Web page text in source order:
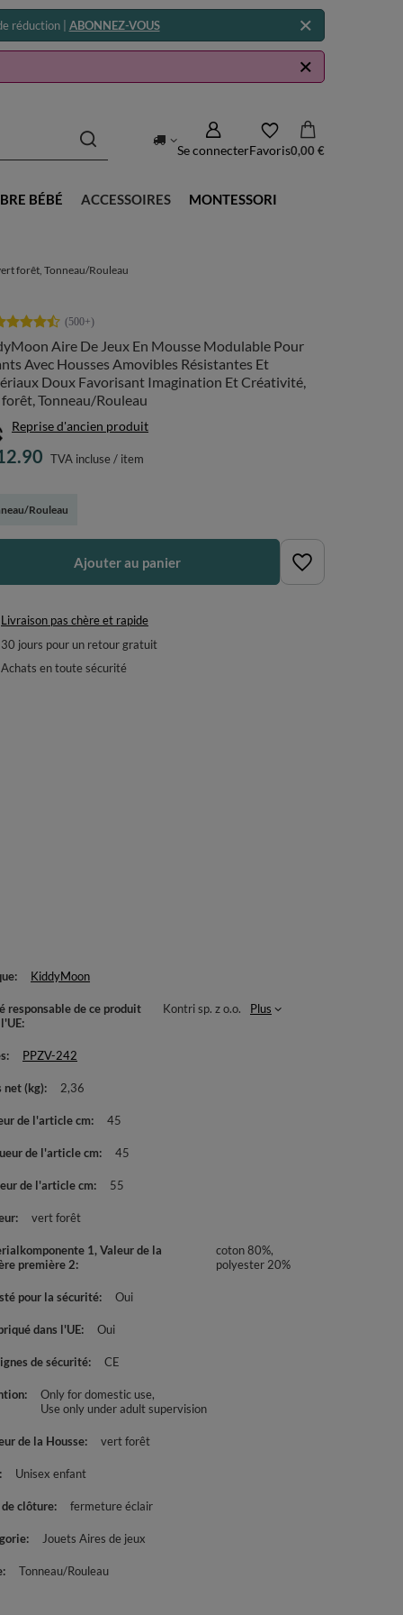
réduction | ABONNEZ-VOUS
Se connecterFavoris0,00 €
BÉBÉ ACCESSOIRES MONTESSORI
forêt, Tonneau/Rouleau
Aire De Jeux En Mousse Modulable Pour
Avec Housses Amovibles Résistantes Et
Doux Favorisant Imagination Et Créativité,
Tonneau/Rouleau
Reprise d'ancien produit
Rouleau
TVA incluse/ item
Ajouter au panier
Livraison pas chère et rapide
30 jours pour un retour gratuit
Achats en toute sécurité
KiddyMoon
responsable de ce produit
Kontri sp. z o.o. Plus
PPZV-242
net (kg) 2,36
de l'article cm 45
de l'article cm 45
de l'article cm 55
vert forêt
1, Valeur de la
première 2
coton 80%,
polyester 20%
pour la sécurité Oui
dans l'UE Oui
de sécurité CE
Only for domestic use
Use only under adult supervision
de la Housse vert forêt
Unisex enfant
de clôture fermeture éclair
Jouets Aires de jeux
Tonneau/Rouleau